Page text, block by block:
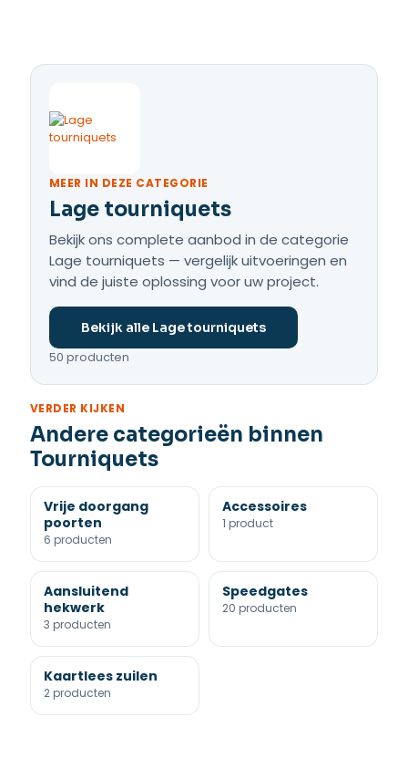
MEER IN DEZE CATEGORIE
Lage tourniquets
Bekijk ons complete aanbod in de categorie
Lage tourniquets — vergelijk uitvoeringen en
vind de juiste oplossing voor uw project.
Bekijk alle Lage tourniquets
50 producten
VERDER KIJKEN
Andere categorieën binnen
Tourniquets
Vrije doorgang
poorten
6 producten
Accessoires
1 product
Aansluitend
hekwerk
3 producten
Speedgates
20 producten
Kaartlees zuilen
2 producten